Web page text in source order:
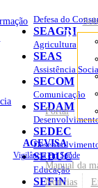
AGEVISA
Vigilância em Saúde
Portal
Manual da
Notícias
Defesa do
SEAGRI
Agricultura
SEAS
Assistência
SECOM
Comunicação
SEDAM
SEDEC
SEDUC
Educação
SEFIN